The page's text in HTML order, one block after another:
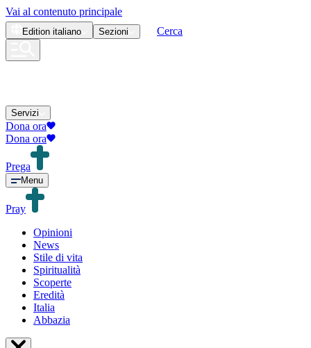
Vai al contenuto principale
Edition italiano Sezioni Cerca
Servizi
Dona ora
Dona ora
Prega
Menu
Pray
Opinioni
News
Stile di vita
Spiritualità
Scoperte
Eredità
Italia
Abbazia